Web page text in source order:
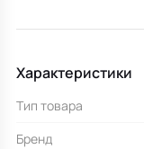
Характеристики
Тип товара
Бренд